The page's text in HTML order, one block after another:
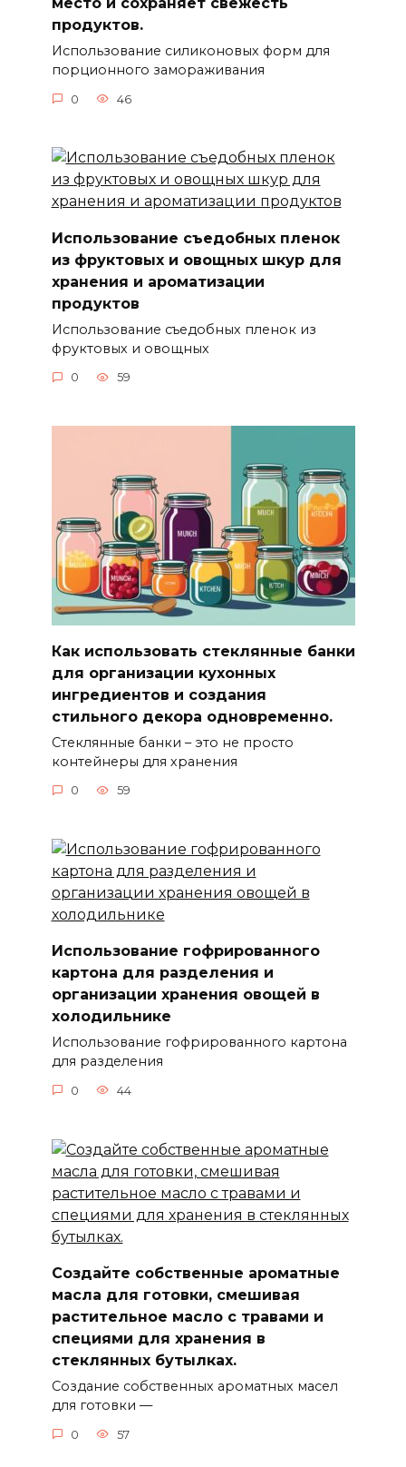
продуктов.
Использование силиконовых форм для
порционного замораживания
0 46
Использование съедобных пленок
из фруктовых и овощных шкур для
хранения и ароматизации
продуктов
Использование съедобных пленок из
фруктовых и овощных
0 59
Как использовать стеклянные банки
для организации кухонных
ингредиентов и создания
стильного декора одновременно.
Стеклянные банки – это не просто
контейнеры для хранения
0 59
Использование гофрированного
картона для разделения и
организации хранения овощей в
холодильнике
Использование гофрированного картона
для разделения
0 44
Создайте собственные ароматные
масла для готовки, смешивая
растительное масло с травами и
специями для хранения в
стеклянных бутылках.
Создание собственных ароматных масел
для готовки —
0 57